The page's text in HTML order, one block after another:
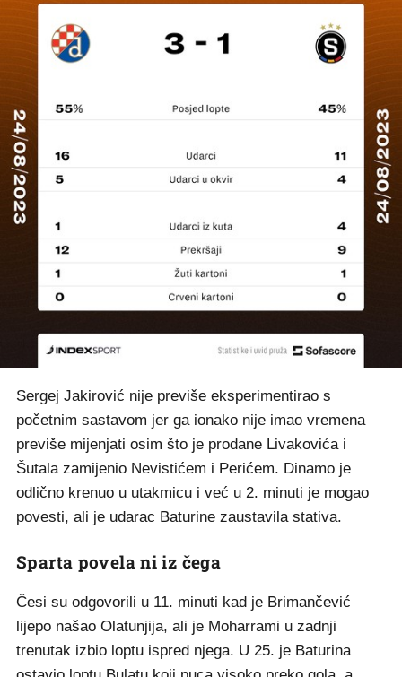
Sergej Jakirović nije previše eksperimentirao s
početnim sastavom jer ga ionako nije imao vremena
previše mijenjati osim što je prodane Livakovića i
Šutala zamijenio Nevistićem i Perićem. Dinamo je
odlično krenuo u utakmicu i već u 2. minuti je mogao
povesti, ali je udarac Baturine zaustavila stativa.
Sparta povela ni iz čega
Česi su odgovorili u 11. minuti kad je Brimančević
lijepo našao Olatunjija, ali je Moharrami u zadnji
trenutak izbio loptu ispred njega. U 25. je Baturina